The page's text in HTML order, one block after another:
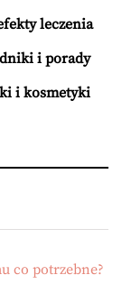
leczenia
i porady
i kosmetyki
co potrzebne?